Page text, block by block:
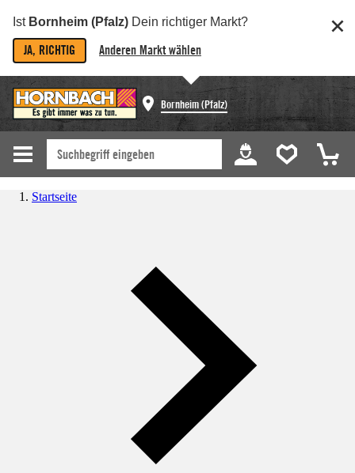
Ist Bornheim (Pfalz) Dein richtiger Markt?
JA, RICHTIG Anderen Markt wählen
Bornheim (Pfalz)
Startseite